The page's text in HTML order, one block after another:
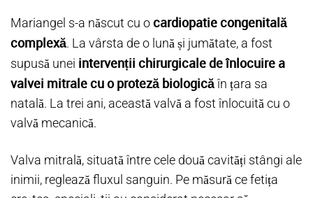
Mariangel s-a născut cu ocardiopatie congenitală
complexă. La vârsta de o lună și jumătate, a fost
supusă unei intervenții chirurgicale de înlocuire a
valvei mitrale cu o proteză biologicăîn țara sa
natală. La trei ani, această valvă a fost înlocuită cu o
valvă mecanică.
Valva mitrală, situată între cele două cavități stângi ale
inimii, reglează fluxul sanguin. Pe măsură ce fetița